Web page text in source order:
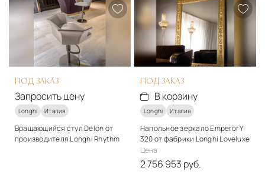
Подробнее
В корзину
Подробнее
В корзину
ПОД ЗАКАЗ
Запросить цену
Longhi Италия
Вращающийся стул Delon от
производителя Longhi Rhythm
ПОД ЗАКАЗ
В корзину
Longhi Италия
Напольное зеркало Emperor Y
320 от фабрики Longhi Loveluxe
Цена
2 756 953 руб.